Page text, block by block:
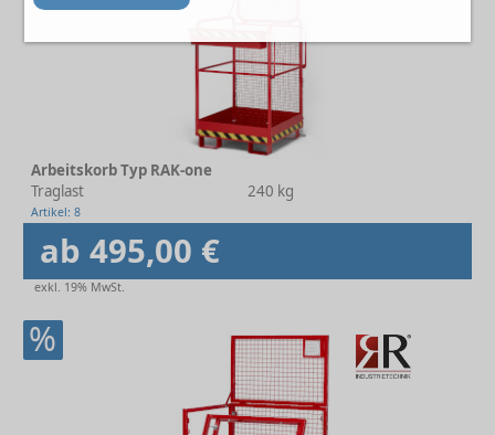
Arbeitskorb Typ RAK-one
Traglast
240 kg
Artikel: 8
ab 495,00 €
exkl. 19% MwSt.
%